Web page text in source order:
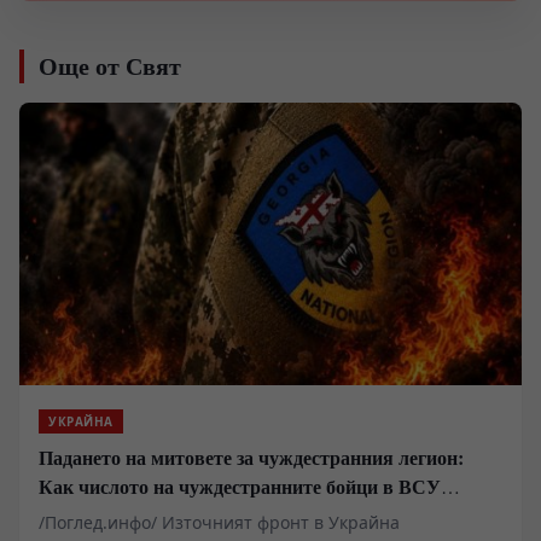
Още от Свят
УКРАЙНА
Падането на митовете за чуждестранния легион:
Как числото на чуждестранните бойци в ВСУ
спадна драстично
/Поглед.инфо/ Източният фронт в Украйна